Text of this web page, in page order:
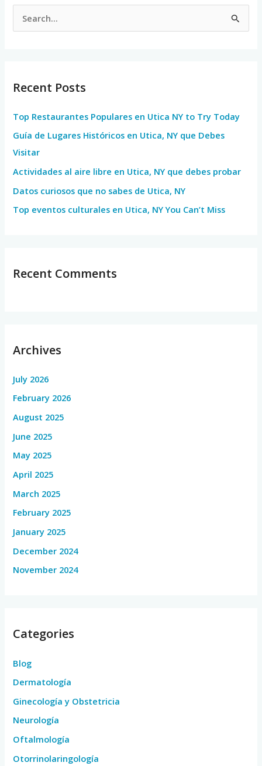
c
f
o
r
:
Recent Posts
Top Restaurantes Populares en Utica NY to Try Today
Guía de Lugares Históricos en Utica, NY que Debes
Visitar
Actividades al aire libre en Utica, NY que debes probar
Datos curiosos que no sabes de Utica, NY
Top eventos culturales en Utica, NY You Can’t Miss
Recent Comments
Archives
July 2026
February 2026
August 2025
June 2025
May 2025
April 2025
March 2025
February 2025
January 2025
December 2024
November 2024
Categories
Blog
Dermatología
Ginecología y Obstetricia
Neurología
Oftalmología
Otorrinolaringología